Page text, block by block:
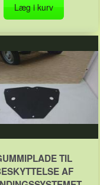
Læg i kurv
TIL
AF